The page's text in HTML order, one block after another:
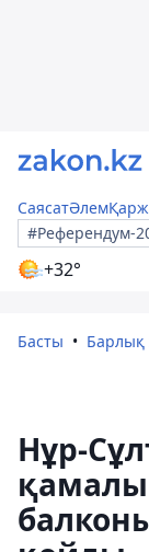
СаясатӘлем
#Референдум-
+32°
Басты Барлық
Нұр-